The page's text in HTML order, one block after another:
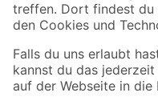
Alle Preisangaben in EUR inkl.
Umständen nicht in allen Märkten